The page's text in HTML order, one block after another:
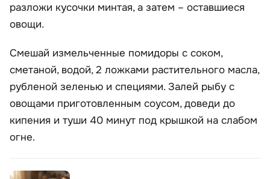
разложи кусочки минтая, а затем – оставшиеся
овощи.
Смешай измельченные помидоры с соком,
сметаной, водой, 2 ложками растительного масла,
рубленой зеленью и специями. Залей рыбу с
овощами приготовленным соусом, доведи до
кипения и туши 40 минут под крышкой на слабом
огне.